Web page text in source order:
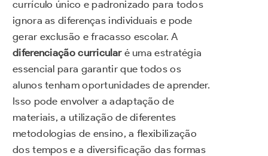
currículo único e padronizado para todos
ignora as diferenças individuais e pode
gerar exclusão e fracasso escolar. A
diferenciação curricularé uma estratégia
essencial para garantir que todos os
alunos tenham oportunidades de aprender.
Isso pode envolver a adaptação de
materiais, a utilização de diferentes
metodologias de ensino, a flexibilização
dos tempos e a diversificação das formas